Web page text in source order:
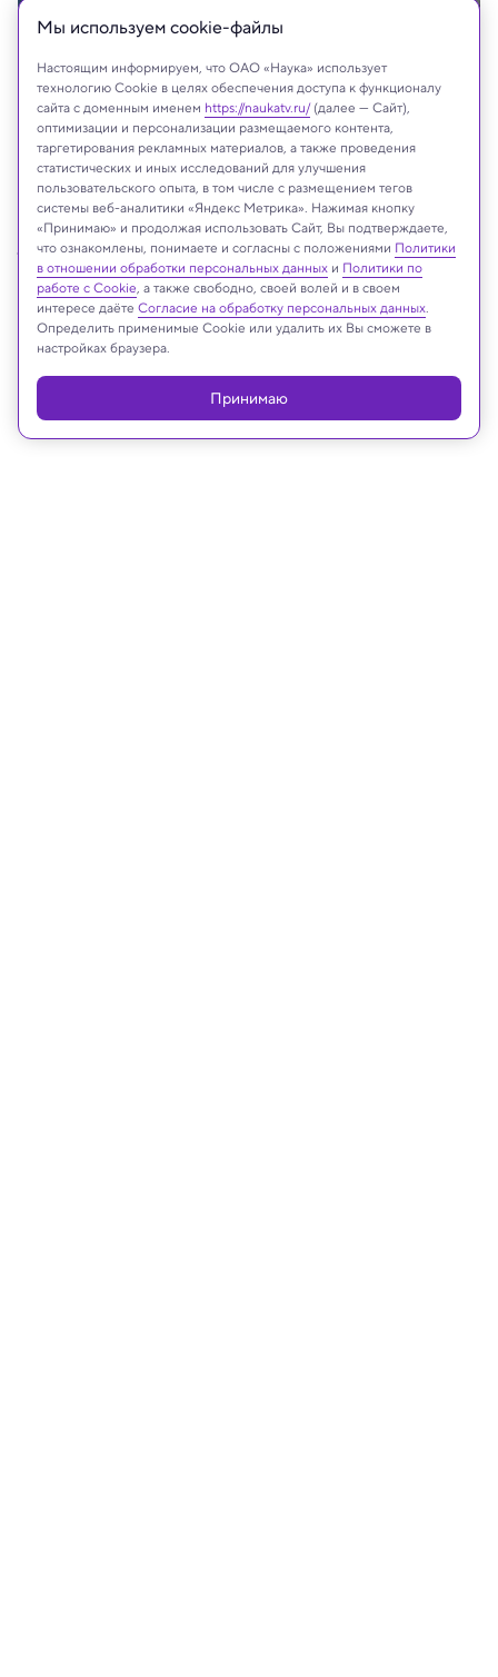
jonas2s/Shutterstock/FOTODOM
Мы используем сookie-файлы
Принимаю
Настоящим информируем, что ОАО «Наука» использует
технологию Cookie в целях обеспечения доступа к функционалу
сайта с доменным именем https://naukatv.ru/(далее — Сайт),
оптимизации и персонализации размещаемого контента,
таргетирования рекламных материалов, а также проведения
статистических и иных исследований для улучшения
пользовательского опыта, в том числе с размещением тегов
системы веб-аналитики «Яндекс Метрика». Нажимая кнопку
«Принимаю» и продолжая использовать Сайт, Вы подтверждаете,
что ознакомлены, понимаете и согласны с положениями Политики
в отношении обработки персональных данных и Политики по
работе с Cookie, а также свободно, своей волей и в своем
интересе даёте Согласие на обработку персональных данных.
Определить применимые Cookie или удалить их Вы сможете в
настройках браузера.